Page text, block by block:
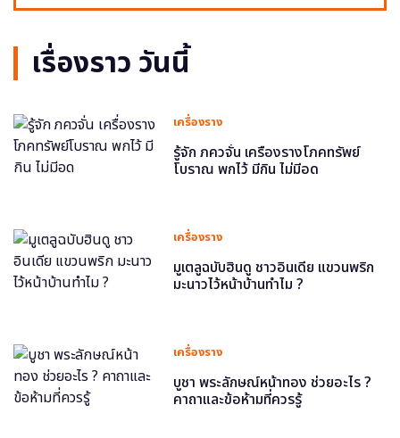
เรื่องราว วันนี้
เครื่องราง
รู้จัก ภควจั่น เครื่องรางโภคทรัพย์
โบราณ พกไว้ มีกิน ไม่มีอด
เครื่องราง
มูเตลูฉบับฮินดู ชาวอินเดีย แขวนพริก
มะนาวไว้หน้าบ้านทำไม ?
เครื่องราง
บูชา พระลักษณ์หน้าทอง ช่วยอะไร ?
คาถาและข้อห้ามที่ควรรู้